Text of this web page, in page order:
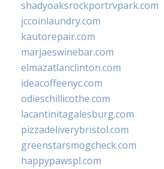
shadyoaksrockportrvpark.com
jccoinlaundry.com
kautorepair.com
marjaeswinebar.com
elmazatlanclinton.com
ideacoffeenyc.com
odieschillicothe.com
lacantinitagalesburg.com
pizzadeliverybristol.com
greenstarsmogcheck.com
happypawspl.com